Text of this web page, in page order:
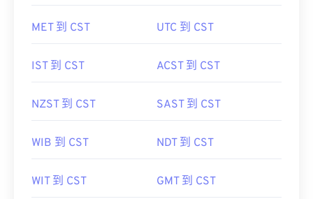
MET 到 CST UTC 到 CST
IST 到 CST ACST 到 CST
NZST 到 CST SAST 到 CST
WIB 到 CST NDT 到 CST
WIT 到 CST GMT 到 CST